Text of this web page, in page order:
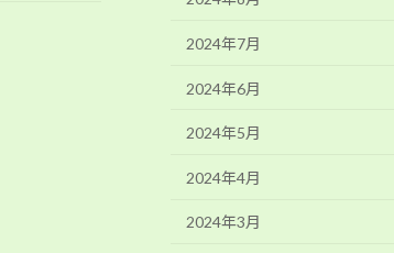
2024年7月
2024年6月
2024年5月
2024年4月
2024年3月